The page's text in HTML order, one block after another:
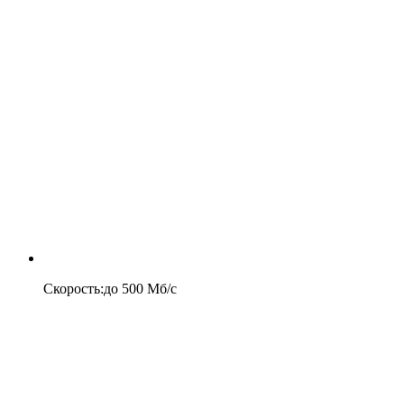
Скорость:до 500 Мб/c